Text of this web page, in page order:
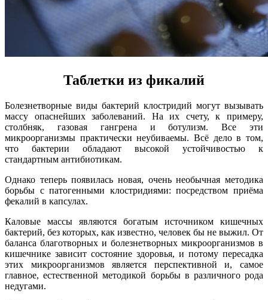
Таблетки из фикалий
Болезнетворные виды бактерий клостридий могут вызывать
массу опаснейших заболеваний. На их счету, к примеру,
столбняк, газовая гангрена и ботулизм. Все эти
микроорганизмы практически неубиваемы. Всё дело в том,
что бактерии обладают высокой устойчивостью к
стандартным антибиотикам.
Однако теперь появилась новая, очень необычная методика
борьбы с патогенными клостридиями: посредством приёма
фекалий в капсулах.
Каловые массы являются богатым источником кишечных
бактерий, без которых, как известно, человек бы не выжил. От
баланса благотворных и болезнетворных микроорганизмов в
кишечнике зависит состояние здоровья, и потому пересадка
этих микроорганизмов является перспективной и, самое
главное, естественной методикой борьбы в различного рода
недугами.